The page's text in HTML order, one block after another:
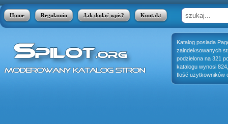
Home Regulamin Jak dodać wpis? Kontakt
Katalog posiada
zaindeksowanych
podzielona na 321
katalogu wynosi
Ilość użytkowników